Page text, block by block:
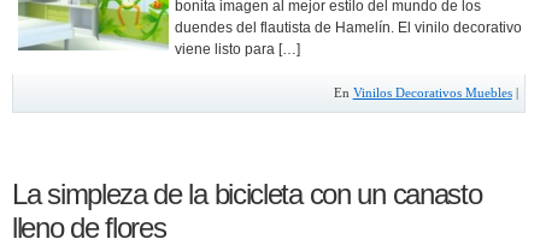
bonita imagen al mejor estilo del mundo de los
duendes del flautista de Hamelín. El vinilo decorativo
viene listo para […]
En Vinilos Decorativos Muebles|
La simpleza de la bicicleta con un canasto
lleno de flores